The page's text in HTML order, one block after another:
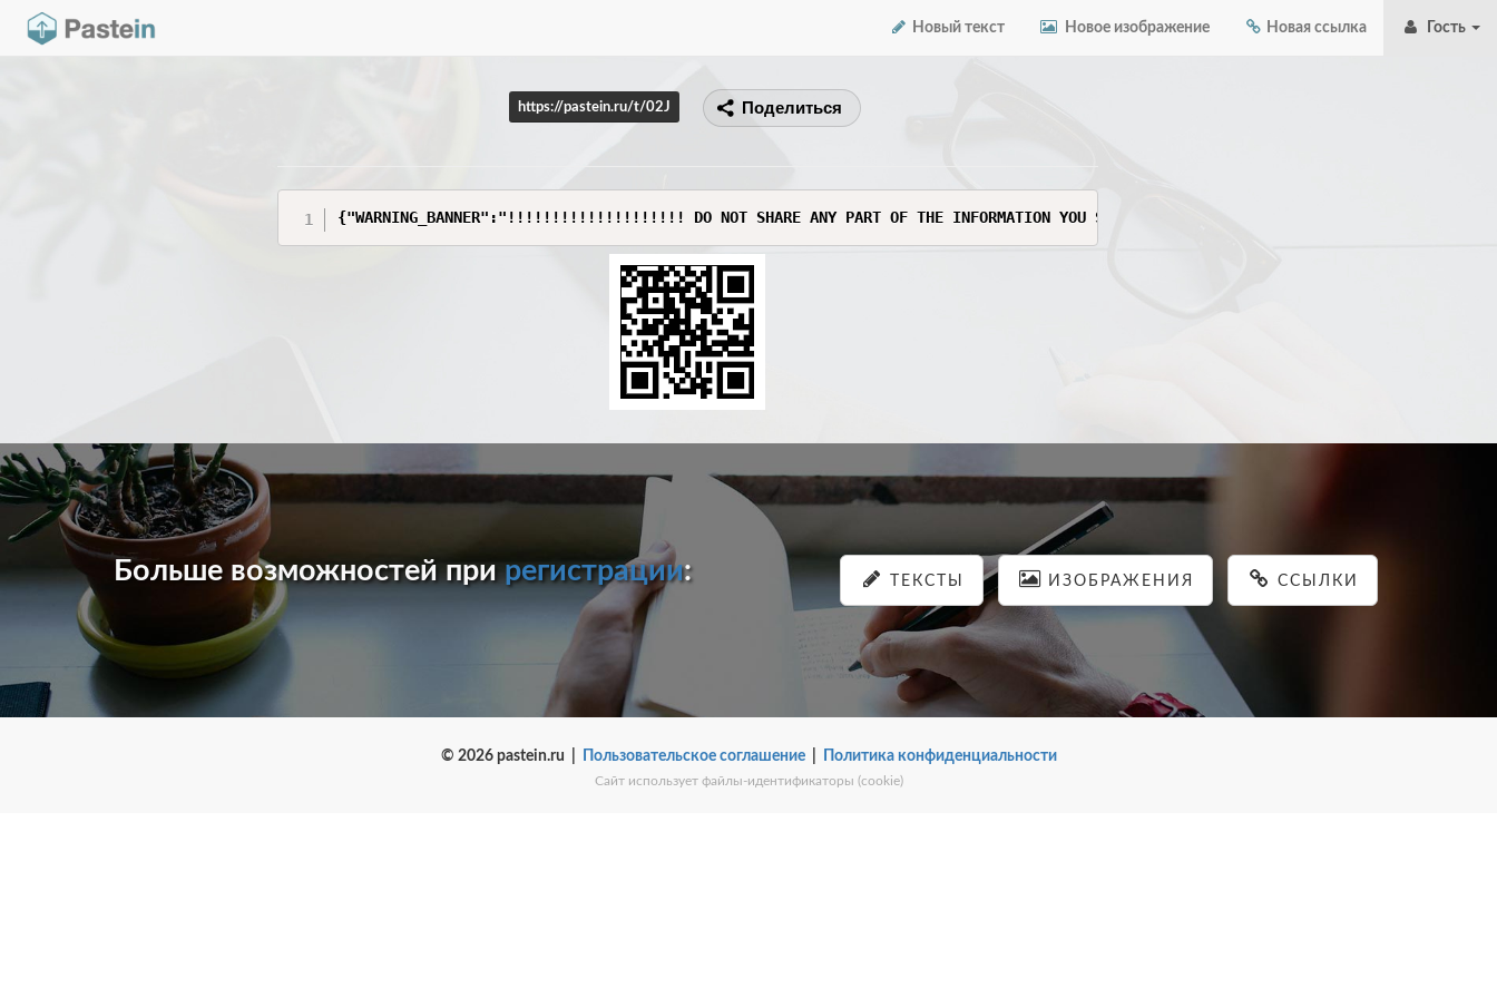
Новый текст Новое изображение Новая ссылка Гость
https://pastein.ru/t/02J Поделиться
{"WARNING_BANNER":"!!!!!!!!!!!!!!!!!!!! DO NOT SHARE ANY PART OF THE INFORMATION YOU SEE HERE. THIS INFORMATION IS SENSITIVE AND CAN
Больше возможностей прирегистрации: ТЕКСТЫ ИЗОБРАЖЕНИЯ ССЫЛКИ
© 2026 pastein.ru | Пользовательское соглашение| Политика конфиденциальности
Сайт использует файлы-идентификаторы (cookie)